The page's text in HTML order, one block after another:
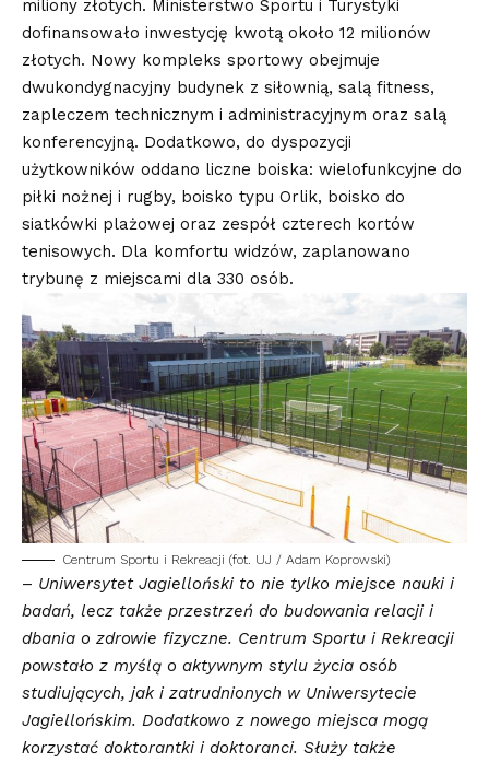
miliony złotych. Ministerstwo Sportu i Turystyki
dofinansowało inwestycję kwotą około 12 milionów
złotych. Nowy kompleks sportowy obejmuje
dwukondygnacyjny budynek z siłownią, salą fitness,
zapleczem technicznym i administracyjnym oraz salą
konferencyjną. Dodatkowo, do dyspozycji
użytkowników oddano liczne boiska: wielofunkcyjne do
piłki nożnej i rugby, boisko typu Orlik, boisko do
siatkówki plażowej oraz zespół czterech kortów
tenisowych. Dla komfortu widzów, zaplanowano
trybunę z miejscami dla 330 osób.
Centrum Sportu i Rekreacji (fot. UJ / Adam Koprowski)
– Uniwersytet Jagielloński to nie tylko miejsce nauki i
badań, lecz także przestrzeń do budowania relacji i
dbania o zdrowie fizyczne. Centrum Sportu i Rekreacji
powstało z myślą o aktywnym stylu życia osób
studiujących, jak i zatrudnionych w Uniwersytecie
Jagiellońskim. Dodatkowo z nowego miejsca mogą
korzystać doktorantki i doktoranci. Służy także